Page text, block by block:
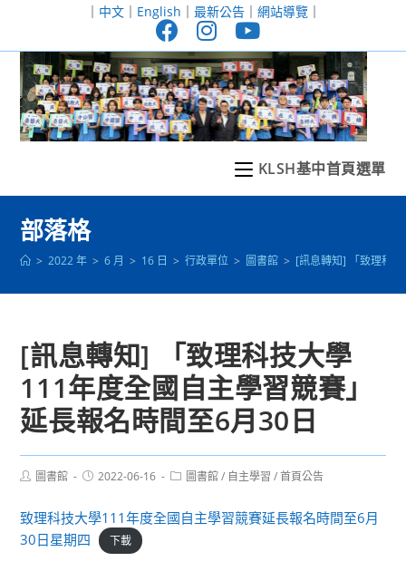
至
｜ 中文｜ English ｜ 最新公告｜ 網站導覽｜
KLSH基中首頁選單
部落格
> 2022 年 > 6 月 > 16 日 > 行政單位 > 圖書館 > [訊息轉知] 「致理科
[訊息轉知] 「致理科技大學
111年度全國自主學習競賽」
延長報名時間至6月30日
Post圖書館
Post2022-06-16
Post圖書館 / 自主學習 / 首頁公告
致理科技大學111年度全國自主學習競賽延長報名時間至6月
30日星期四
下載